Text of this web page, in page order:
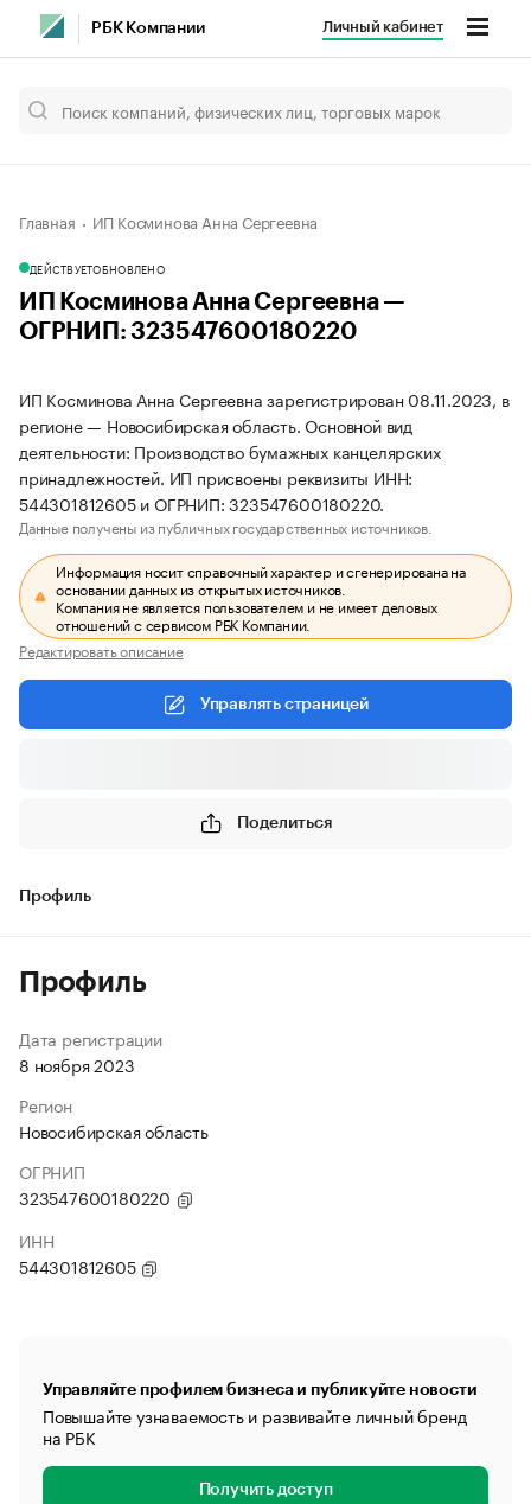
РБК Компании Личный кабинет
Главная ИП Косминова Анна Сергеевна
ДЕЙСТВУЕТОБНОВЛЕНО
ИП Косминова Анна Сергеевна —
ОГРНИП: 323547600180220
ИП Косминова Анна Сергеевна зарегистрирован 08.11.2023, в
регионе — Новосибирская область. Основной вид
деятельности: Производство бумажных канцелярских
принадлежностей. ИП присвоены реквизиты ИНН:
544301812605 и ОГРНИП: 323547600180220.
Данные получены из публичных государственных источников.
Информация носит справочный характер и сгенерирована на
основании данных из открытых источников.
Компания не является пользователем и не имеет деловых
отношений с сервисом РБК Компании.
Редактировать описание
Управлять страницей
Поделиться
Профиль
Профиль
Дата регистрации
8 ноября 2023
Регион
Новосибирская область
ОГРНИП
323547600180220
ИНН
544301812605
Управляйте профилем бизнеса и публикуйте новости
Повышайте узнаваемость и развивайте личный бренд
на РБК
Получить доступ